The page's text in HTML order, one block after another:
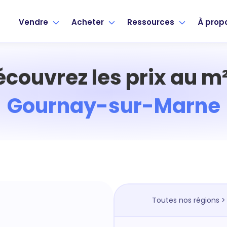
Vendre Acheter Ressources À
les prix au
Gournay-sur-Marne
Toutes nos régions >